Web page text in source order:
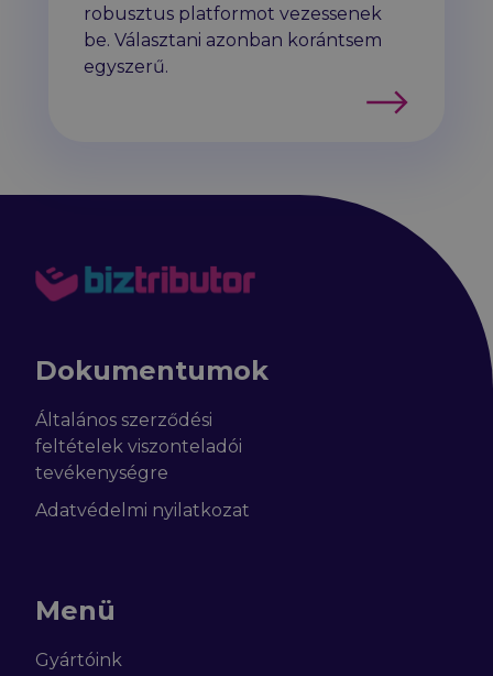
robusztus platformot vezessenek
be. Választani azonban korántsem
egyszerű.
Tovább
Dokumentumok
Általános szerződési
feltételek viszonteladói
tevékenységre
Adatvédelmi nyilatkozat
Menü
Gyártóink